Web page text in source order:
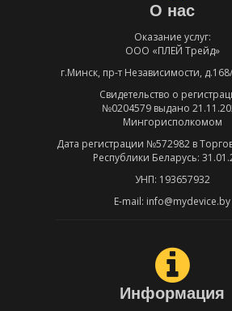
О нас
Оказание услуг:
ООО «ПЛЕЙ Трейд»
г.Минск, пр-т Независимости,
Свидетельство о
№0204579 выдано
Мингорисполкомом
Дата регистрации №572982 в
Республики Беларусь:
УНП: 193657932
E-mail: info@mydevice.by
Информация